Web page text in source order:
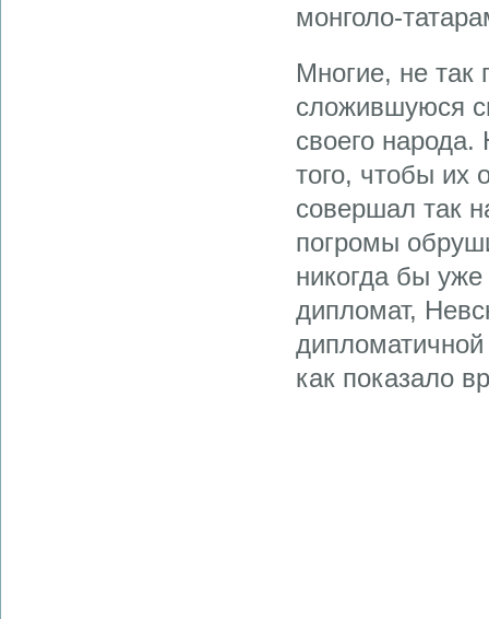
монголо-
Многие, не так
сложившуюся
своего народа.
того, чтобы их
совершал так
погромы
никогда бы
дипломат,
как показало